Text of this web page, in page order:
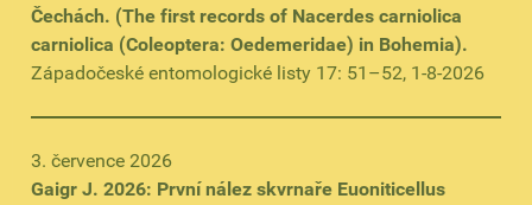
Čechách. (The first records of Nacerdes carniolica
carniolica (Coleoptera: Oedemeridae) in Bohemia).
Západočeské entomologické listy 17: 51–52, 1-8-2026
3. července 2026
Gaigr J. 2026: První nález skvrnaře Euoniticellus